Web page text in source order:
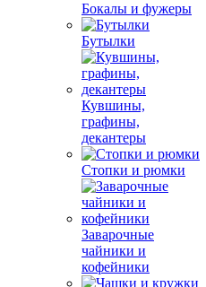
Бокалы и фужеры
Бутылки
Кувшины,
графины,
декантеры
Стопки и рюмки
Заварочные
чайники и
кофейники